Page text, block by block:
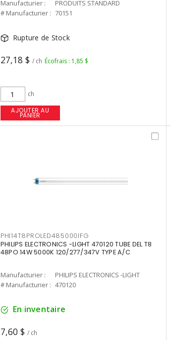
Manufacturier :
PRODUITS STANDARD
# Manufacturier : 70151
Rupture de Stock
27,18 $ / ch Écofrais : 1,85 $
ch
AJOUTER AU
PANIER
PHI14T8PROLED485000IFG
PHILIPS ELECTRONICS -LIGHT 470120 TUBE DEL T8
48PO 14W 5000K 120/277/347V TYPE A/C
Manufacturier :
PHILIPS ELECTRONICS -LIGHT
# Manufacturier : 470120
En inventaire
7,60 $ / ch